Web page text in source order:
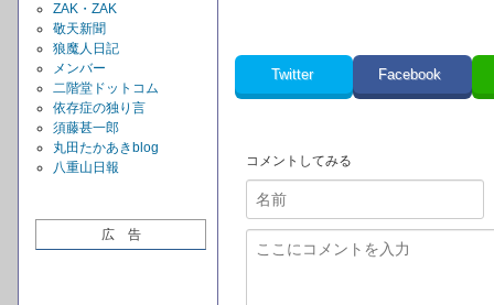
ZAK・ZAK
敬天新聞
狼魔人日記
メンバー
二階堂ドットコム
依存症の独り言
須藤甚一郎
丸田たかあきblog
八重山日報
広 告
Twitter Facebook
コメントしてみる